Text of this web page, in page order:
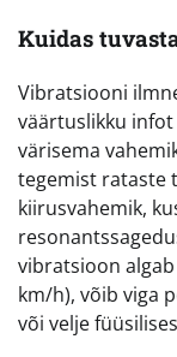
Kuidas
Vibratsiooni
väärtuslikku infot
värisema
tegemist rataste
kiirusvahemik,
vibratsioon
km/h), võib viga
või velje